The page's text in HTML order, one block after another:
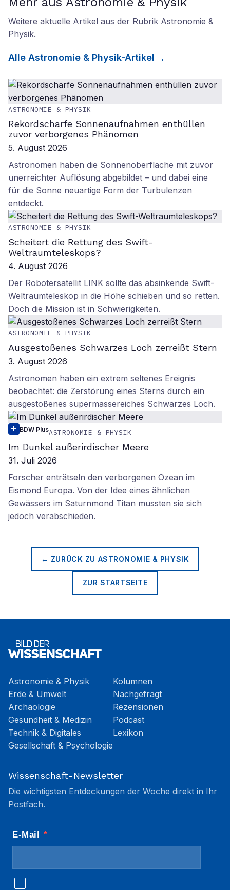
Weitere aktuelle Artikel aus der Rubrik Astronomie &
Physik.
Alle Astronomie & Physik-Artikel
ASTRONOMIE & PHYSIK
Rekordscharfe Sonnenaufnahmen enthüllen
zuvor verborgenes Phänomen
5. August 2026
Astronomen haben die Sonnenoberfläche mit zuvor
unerreichter Auflösung abgebildet – und dabei eine
für die Sonne neuartige Form der Turbulenzen
entdeckt.
ASTRONOMIE & PHYSIK
Scheitert die Rettung des Swift-
Weltraumteleskops?
4. August 2026
Der Robotersatellit LINK sollte das absinkende Swift-
Weltraumteleskop in die Höhe schieben und so retten.
Doch die Mission ist in Schwierigkeiten.
ASTRONOMIE & PHYSIK
Ausgestoßenes Schwarzes Loch zerreißt Stern
3. August 2026
Astronomen haben ein extrem seltenes Ereignis
beobachtet: die Zerstörung eines Sterns durch ein
ausgestoßenes supermassereiches Schwarzes Loch.
BDW PlusASTRONOMIE & PHYSIK
Im Dunkel außerirdischer Meere
31. Juli 2026
Forscher enträtseln den verborgenen Ozean im
Eismond Europa. Von der Idee eines ähnlichen
Gewässers im Saturnmond Titan mussten sie sich
jedoch verabschieden.
← ZURÜCK ZU ASTRONOMIE & PHYSIK
ZUR STARTSEITE
Astronomie & Physik
Erde & Umwelt
Archäologie
Gesundheit & Medizin
Technik & Digitales
Gesellschaft & Psychologie
Kolumnen
Nachgefragt
Rezensionen
Podcast
Lexikon
Wissenschaft-Newsletter
Die wichtigsten Entdeckungen der Woche direkt in Ihr
Postfach.